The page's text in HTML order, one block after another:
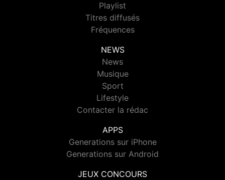
Playlist
Titres diffusés
Fréquences
NEWS
News
Musique
Sport
Lifestyle
Contacter la rédac
APPS
Generations sur iPhone
Generations sur Android
JEUX CONCOURS